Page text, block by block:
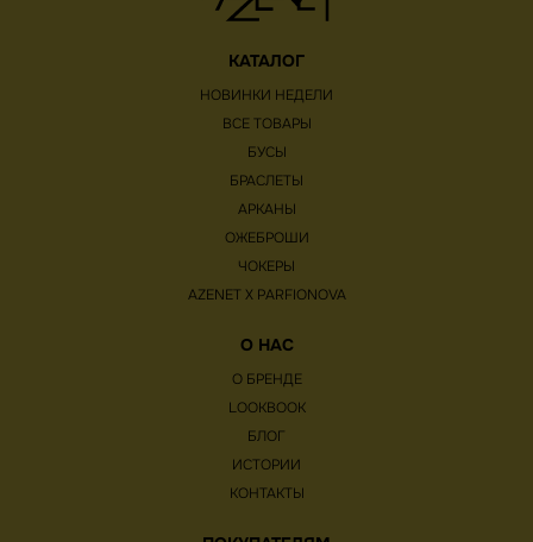
КАТАЛОГ
НОВИНКИ НЕДЕЛИ
ВСЕ ТОВАРЫ
БУСЫ
БРАСЛЕТЫ
АРКАНЫ
ОЖЕБРОШИ
ЧОКЕРЫ
AZENET Х PARFIONOVA
О НАС
О БРЕНДЕ
LOOKBOOK
БЛОГ
ИСТОРИИ
КОНТАКТЫ